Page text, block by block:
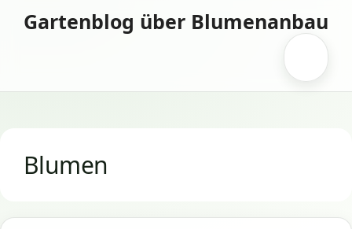
InhaltGartenblog über Blumenanbau
Blumen